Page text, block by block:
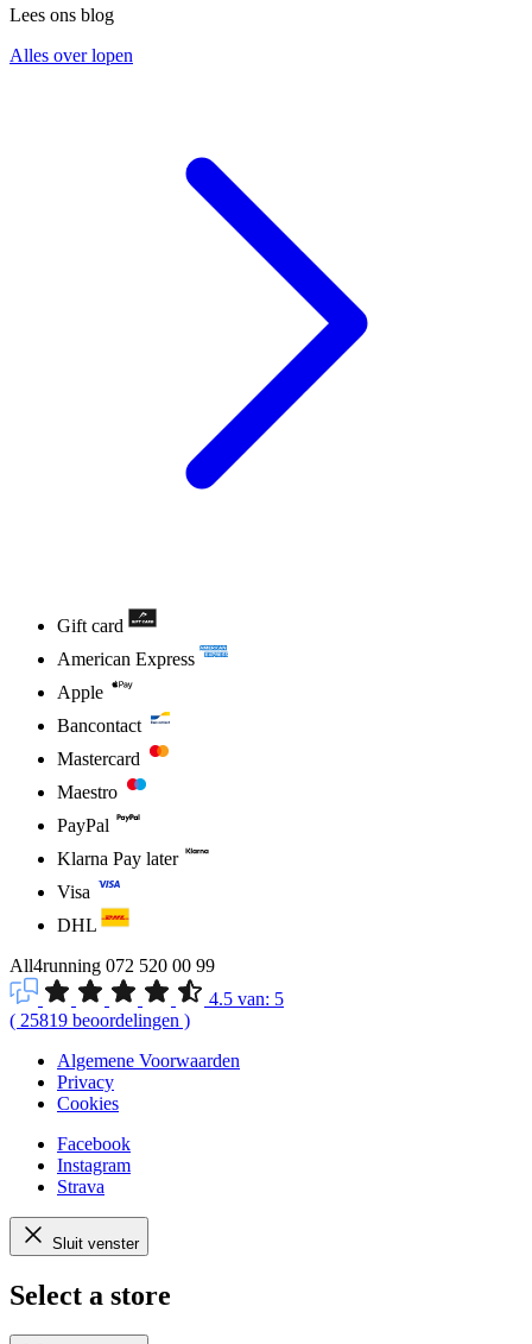
Lees ons blog
Alles over lopen
Gift card
American Express
Apple
Bancontact
Mastercard
Maestro
PayPal
Klarna Pay later
Visa
DHL
All4running 072 520 00 99
4.5 van: 5
( 25819 beoordelingen )
Algemene Voorwaarden
Privacy
Cookies
Facebook
Instagram
Strava
Sluit venster
Select a store